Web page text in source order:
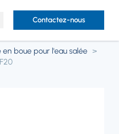
Contactez-nous
en boue pour l'eau salée >